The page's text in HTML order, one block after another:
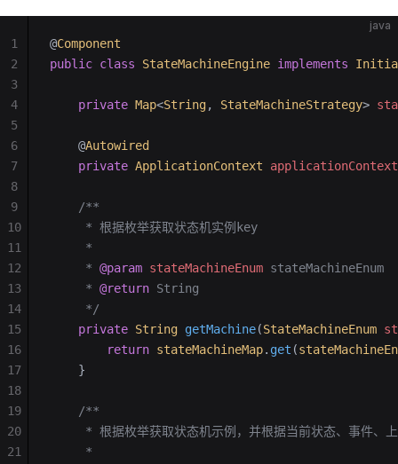
java
@Component
public class StateMachineEngine implements
    private
Map<String, StateMachineStrategy>
    @
Autowired
    private
ApplicationContext applicationContext
    /**
     * 根据枚举获取状态机实例key
     *
     *
@param stateMachineEnum stateMachineEnum
     *
@return String
     */
    private
String getMachine(StateMachineEnum
        return
stateMachineMap. get (
    }
    /**
* 根据枚举获取状态机示例，并根据当前状态、事件、
     *
1
2
3
4
5
6
7
8
9
10
11
12
13
14
15
16
17
18
19
20
21